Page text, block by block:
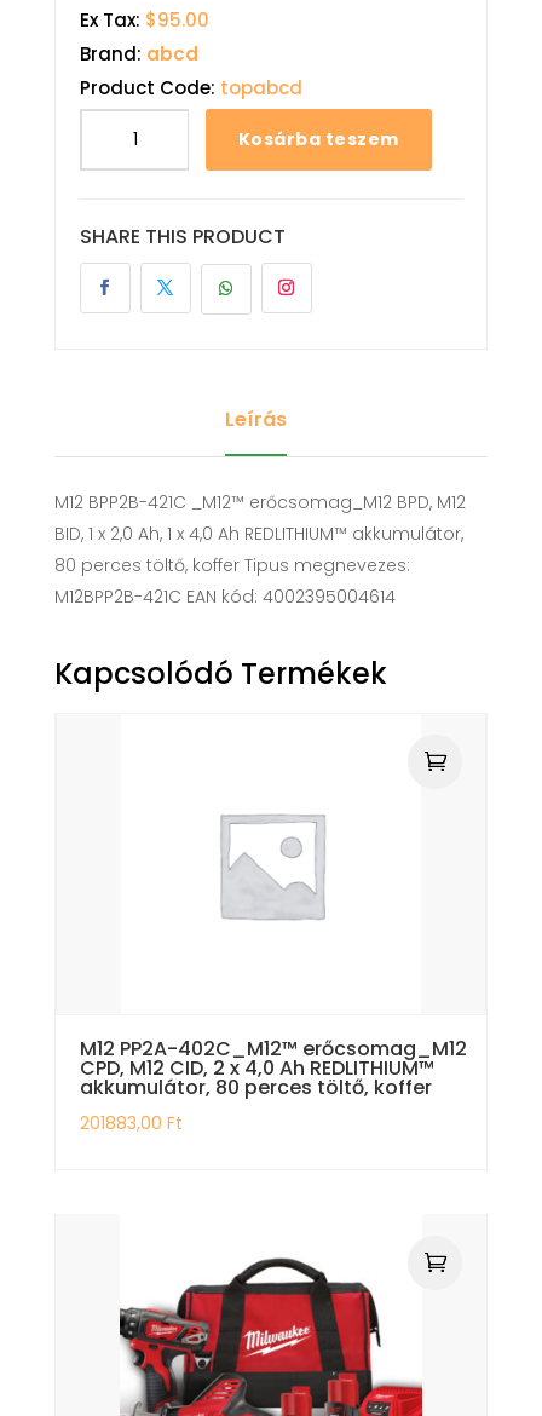
Ex Tax: $95.00
Brand: abcd
Product Code: topabcd
Kosárba teszem
SHARE THIS PRODUCT
Leírás
M12 BPP2B-421C _M12™ erőcsomag_M12 BPD, M12
BID, 1 x 2,0 Ah, 1 x 4,0 Ah REDLITHIUM™ akkumulátor,
80 perces töltő, koffer Tipus megnevezes:
M12BPP2B-421C EAN kód: 4002395004614
Kapcsolódó Termékek
M12 PP2A-402C_M12™ erőcsomag_M12
CPD, M12 CID, 2 x 4,0 Ah REDLITHIUM™
akkumulátor, 80 perces töltő, koffer
201883,00 Ft